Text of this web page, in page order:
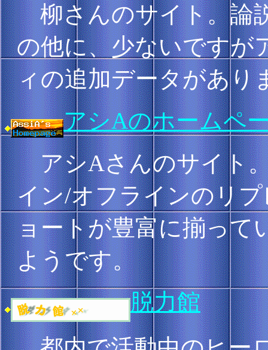
柳さんのサイト。論
の他に、少ないですが
ィの追加データがあり
アシAのホームペ
アシAさんのサイト。
イン/オフラインのリ
ョートが豊富に揃って
ようです。
脱力館